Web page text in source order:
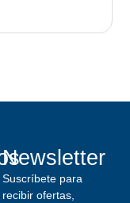
Newsletter
Suscríbete para
recibir ofertas,